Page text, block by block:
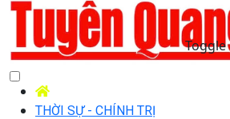
THỜI SỰ - CHÍNH TRỊ